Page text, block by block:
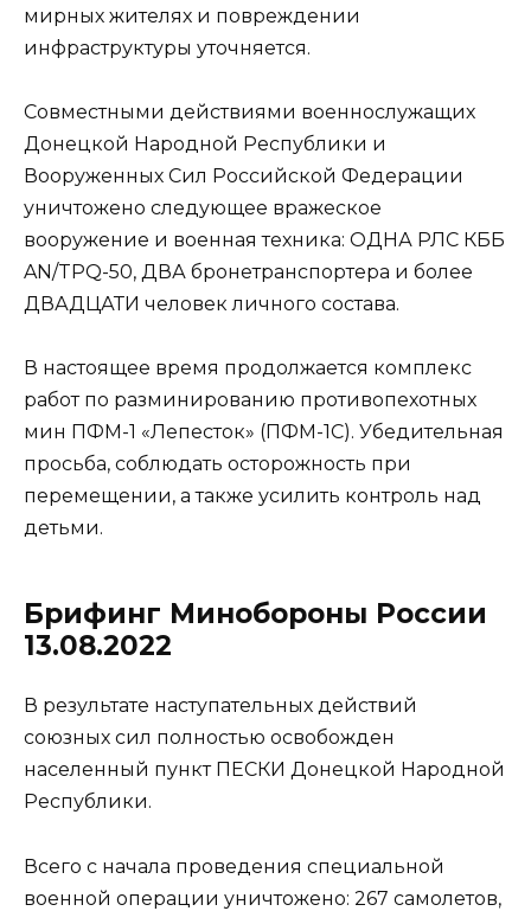
мирных жителях и повреждении
инфраструктуры уточняется.
Совместными действиями военнослужащих
Донецкой Народной Республики и
Вооруженных Сил Российской Федерации
уничтожено следующее вражеское
вооружение и военная техника: ОДНА РЛС КББ
AN/TPQ-50, ДВА бронетранспортера и более
ДВАДЦАТИ человек личного состава.
В настоящее время продолжается комплекс
работ по разминированию противопехотных
мин ПФМ-1 «Лепесток» (ПФМ-1С). Убедительная
просьба, соблюдать осторожность при
перемещении, а также усилить контроль над
детьми.
Брифинг Минобороны России
13.08.2022
В результате наступательных действий
союзных сил полностью освобожден
населенный пункт ПЕСКИ Донецкой Народной
Республики.
Всего с начала проведения специальной
военной операции уничтожено: 267 самолетов,